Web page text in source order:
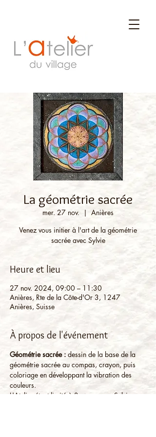
La géométrie sacrée
mer. 27 nov.
  |
Anières
Venez vous initier à l'art de la géométrie
sacrée avec Sylvie
Heure et lieu
27 nov. 2024, 09:00 – 11:30
Anières, Rte de la Côte-d'Or 3, 1247
Anières, Suisse
À propos de l'événement
Géométrie sacrée : dessin de la base de la
géométrie sacrée au compas, crayon, puis
coloriage en développant la vibration des
couleurs.
L'Atelier étant limité à 3 personnes, Sylvie